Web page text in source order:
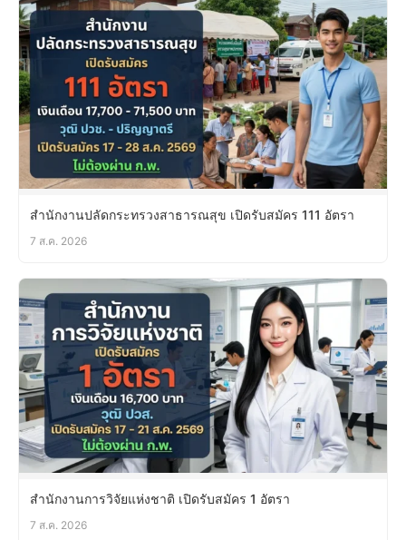
สำนักงานปลัดกระทรวงสาธารณสุข เปิดรับสมัคร 111 อัตรา
7 ส.ค. 2026
สำนักงานการวิจัยแห่งชาติ เปิดรับสมัคร 1 อัตรา
7 ส.ค. 2026